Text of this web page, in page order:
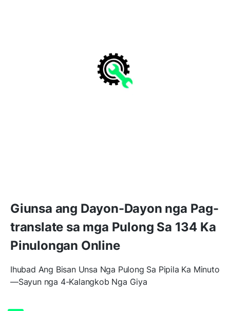
Giunsa ang Dayon-Dayon nga Pag-
translate sa mga Pulong Sa 134 Ka
Pinulongan Online
Ihubad Ang Bisan Unsa Nga Pulong Sa Pipila Ka Minuto
—Sayun nga 4-Kalangkob Nga Giya